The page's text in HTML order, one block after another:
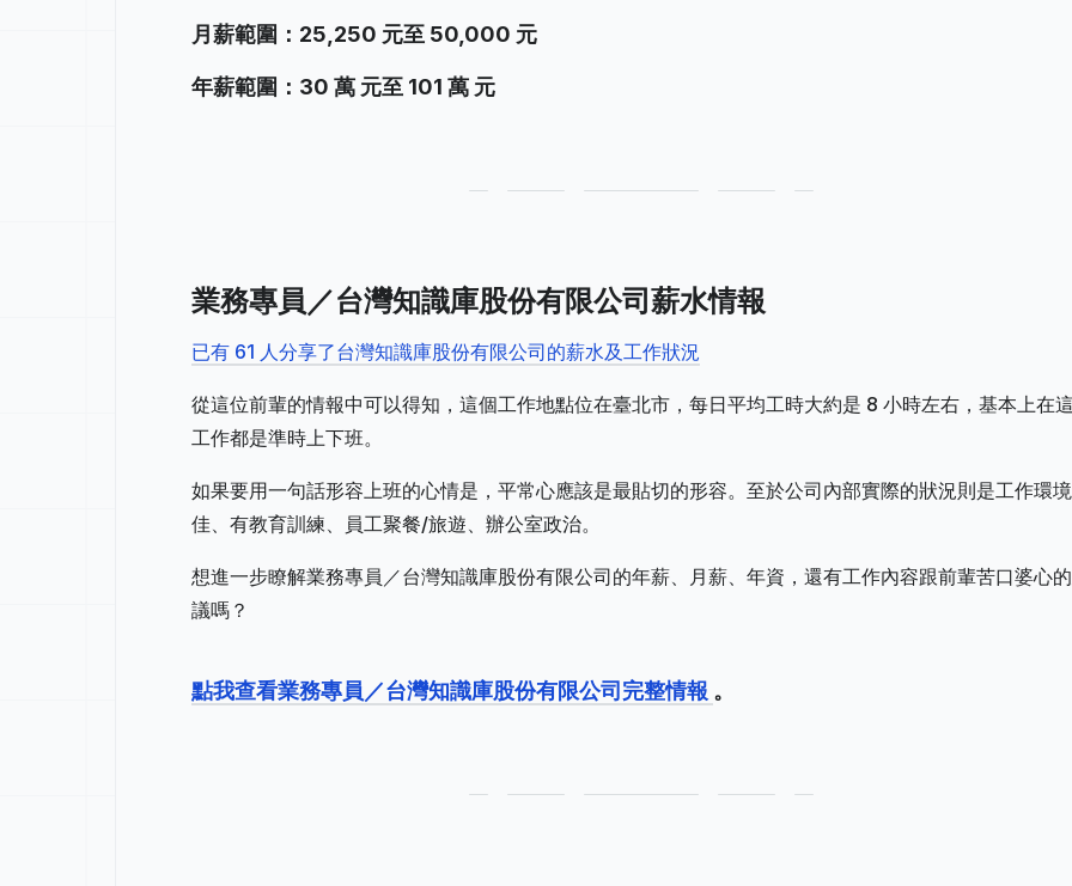
月薪範圍：25,250 元至 50,000 元
年薪範圍：30 萬 元至 101 萬 元
業務專員／台灣知識庫股份有限公司薪水情報
已有 61 人分享了台灣知識庫股份有限公司的薪水及工作狀況
從這位前輩的情報中可以得知，這個工作地點位在臺北市，每日平均工時大約是 8 小時左右，基本上在
工作都是準時上下班。
如果要用一句話形容上班的心情是，平常心應該是最貼切的形容。至於公司內部實際的狀況則是工作環境
佳、有教育訓練、員工聚餐/旅遊、辦公室政治。
想進一步瞭解業務專員／台灣知識庫股份有限公司的年薪、月薪、年資，還有工作內容跟前輩苦口婆心
議嗎？
點我查看業務專員／台灣知識庫股份有限公司完整情報 。